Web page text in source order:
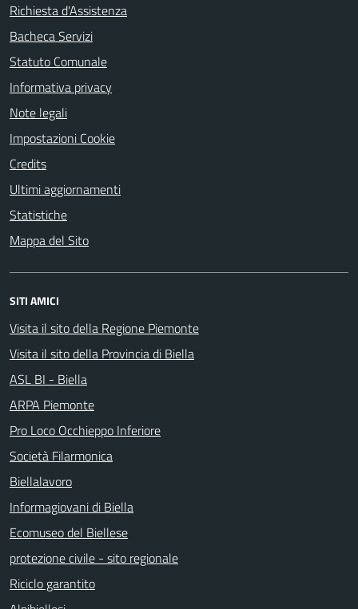
Richiesta d'Assistenza
Bacheca Servizi
Statuto Comunale
Informativa privacy
Note legali
Impostazioni Cookie
Credits
Ultimi aggiornamenti
Statistiche
Mappa del Sito
SITI AMICI
Visita il sito della Regione Piemonte
Visita il sito della Provincia di Biella
ASL BI - Biella
ARPA Piemonte
Pro Loco Occhieppo Inferiore
Società Filarmonica
Biellalavoro
Informagiovani di Biella
Ecomuseo del Biellese
protezione civile - sito regionale
Riciclo garantito